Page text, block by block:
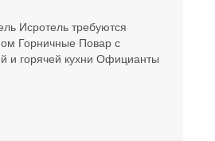
Исротель требуются
Горничные Повар с
и горячей кухни Официанты